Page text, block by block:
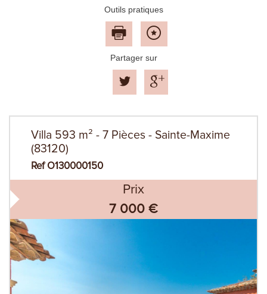
Outils pratiques
Partager sur
Villa 593 m² - 7 Pièces - Sainte-Maxime
(83120)
Ref O130000150
Prix
7 000 €